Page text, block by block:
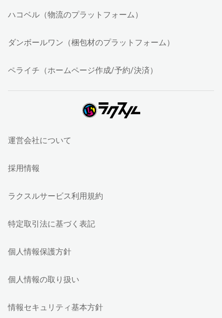
ハコベル（物流のプラットフォーム）
ダンボールワン（梱包材のプラットフォーム）
ペライチ（ホームページ作成/予約/決済）
運営会社について
採用情報
ラクスルサービス利用規約
特定取引法に基づく表記
個人情報保護方針
個人情報の取り扱い
情報セキュリティ基本方針